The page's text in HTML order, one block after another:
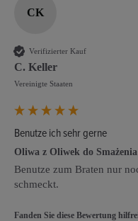
CK
Verifizierter Kauf
C. Keller
Vereinigte Staaten
Benutze ich sehr gerne
Oliwa z Oliwek do
Benutze zum Braten nur
schmeckt.
Fanden Sie diese Bewertung